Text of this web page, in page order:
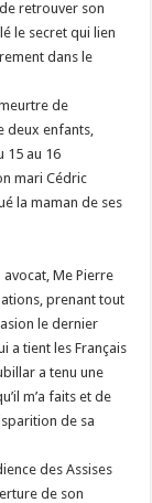
retrouver son
le secret qui lien
dans le
de
deux enfants,
15 au 16
mari Cédric
la maman de ses
avocat, Me Pierre
prenant tout
le dernier
a tient les Français
a tenu une
m’a faits et de
de sa
des Assises
de son